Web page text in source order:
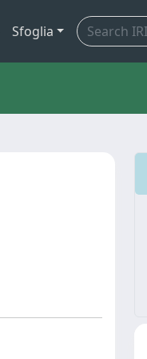
Sfoglia